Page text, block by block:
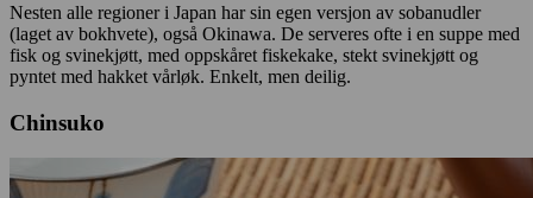
Nesten alle regioner i Japan har sin egen versjon av sobanudler
(laget av bokhvete), også Okinawa. De serveres ofte i en suppe med
fisk og svinekjøtt, med oppskåret fiskekake, stekt svinekjøtt og
pyntet med hakket vårløk. Enkelt, men deilig.
Chinsuko